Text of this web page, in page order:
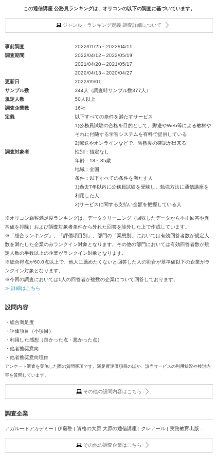
この通信講座 公務員ランキングは、オリコンの以下の調査に基づいています。
ジャンル・ランキング定義 調査詳細について
事前調査
2022/01/25～2022/04/11
調査期間
2022/04/12～2022/05/19
2021/04/20～2021/05/17
2020/04/13～2020/04/27
更新日
2022/09/01
サンプル数
344人（調査時サンプル数377人）
規定人数
50人以上
調査企業数
16社
定義
以下すべての条件を満たすサービス
1)公務員試験の合格を目的として、郵送やWeb等による教材や
それに付随する学習システムを有料で提供している
2)郵送やオンラインなどで、習熟度の確認が出来る
調査対象者
性別：指定なし
年齢：18～35歳
地域：全国
条件：以下すべての条件を満たす人
1)過去7年以内に公務員試験を受験し、勉強方法に通信講座を
利用した人
2)サービスに関する支払い金額を把握している人
※オリコン顧客満足度ランキングは、データクリーニング（回収したデータから不正回答や異
常値を排除）および調査対象者条件から外れた回答を除外した上で作成しています。
※「総合ランキング」、「評価項目別」、部門の「業態別」においては有効回答者数が規定人
数を満たした企業のみランクイン対象となります。その他の部門においては有効回答者数が規
定人数の半数以上の企業がランクイン対象となります。
※総合得点が60.0点以上で、他人に薦めたくないと回答した人の割合が基準値以下の企業がラ
ンクイン対象となります。
※今回の調査においては1人の回答者が複数の企業について回答しております。
≫ 詳細はこちら
設問内容
・総合満足度
・評価項目（小項目）
・利用した感想（良かった点・悪かった点）
・他者推奨意向
・他者推奨意向理由
アンケート調査を実施した際の質問事項です。満足度評価項目のほか、該当サービスの利用状況や検討内
容を質問しています。
その他の設問内容はこちら
調査企業
アガルートアカデミー | 伊藤塾 | 資格の大原 大原の通信講座 | クレアール | 実務教育出版 ...
その他の調査企業はこちら